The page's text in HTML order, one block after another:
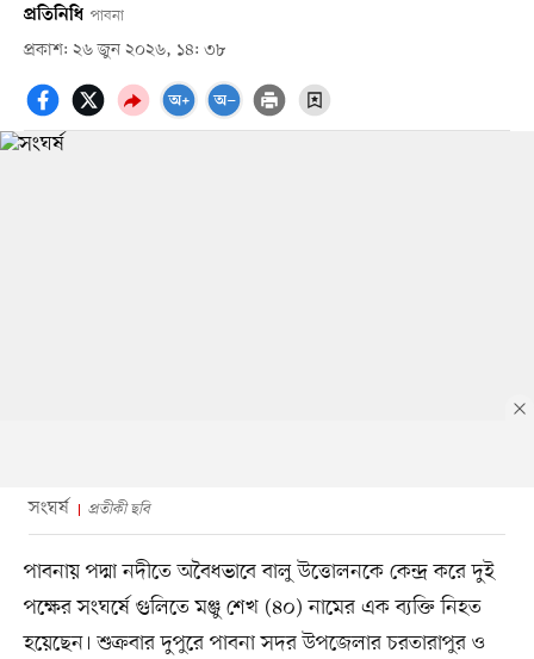
প্রতিনিধি পাবনা
প্রকাশ: ২৬ জুন ২০২৬, ১৪: ৩৮
সংঘর্ষ প্রতীকী ছবি
পাবনায় পদ্মা নদীতে অবৈধভাবে বালু উত্তোলনকে কেন্দ্র করে দুই
পক্ষের সংঘর্ষে গুলিতে মঞ্জু শেখ (৪০) নামের এক ব্যক্তি নিহত
হয়েছেন। শুক্রবার দুপুরে পাবনা সদর উপজেলার চরতারাপুর ও